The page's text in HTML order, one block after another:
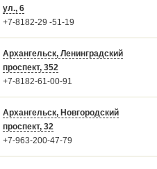
ул., 6
+7-8182-29 -51-19
Архангельск, Ленинградский
проспект, 352
+7-8182-61-00-91
Архангельск, Новгородский
проспект, 32
+7-963-200-47-79